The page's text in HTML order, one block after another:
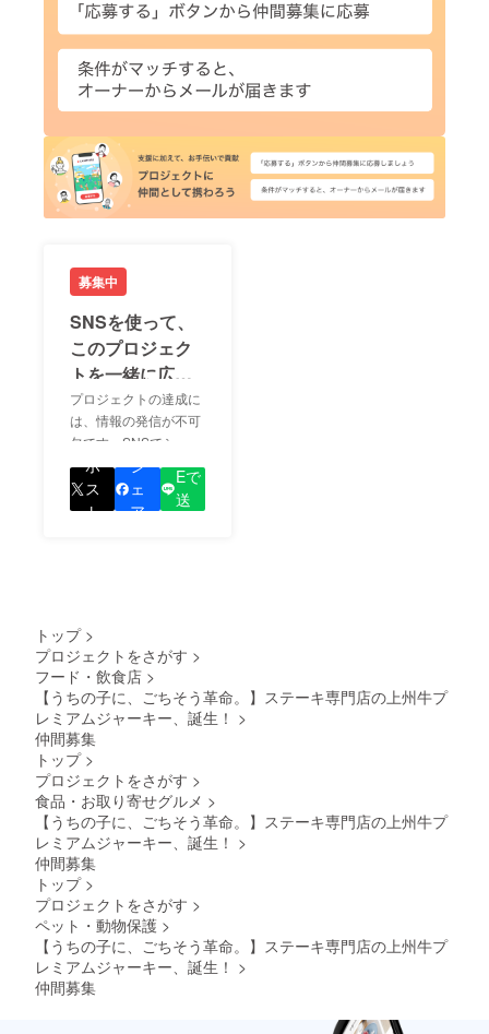
募集中
SNSを使って、
このプロジェク
トを一緒に広め
ましょう！
プロジェクトの達成に
は、情報の発信が不可
欠です。SNSでシェア
をして、あなたが応援
しているプロジェクト
の良さを知ってもらい
ポ
ス
ト
シ
ェ
ア
Eで
送
トップ >
プロジェクトをさがす >
フード・飲食店 >
【うちの子に、ごちそう革命。】ステーキ専門店の上州牛プ
レミアムジャーキー、誕生！ >
仲間募集
トップ >
プロジェクトをさがす >
食品・お取り寄せグルメ >
【うちの子に、ごちそう革命。】ステーキ専門店の上州牛プ
レミアムジャーキー、誕生！ >
仲間募集
トップ >
プロジェクトをさがす >
ペット・動物保護 >
【うちの子に、ごちそう革命。】ステーキ専門店の上州牛プ
レミアムジャーキー、誕生！ >
仲間募集